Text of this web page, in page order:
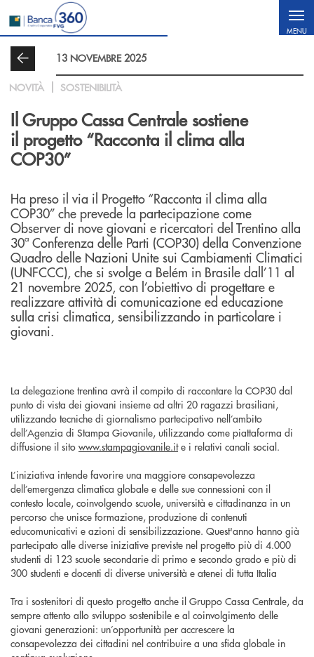
Salta al contenuto principale
MENU
13 NOVEMBRE 2025
NOVITÀ SOSTENIBILITÀ
Il Gruppo Cassa Centrale sostiene
il progetto “Racconta il clima alla
COP30”
Ha preso il via il Progetto “Racconta il clima alla
COP30” che prevede la partecipazione come
Observer di nove giovani e ricercatori del Trentino alla
30ª Conferenza delle Parti (COP30) della Convenzione
Quadro delle Nazioni Unite sui Cambiamenti Climatici
(UNFCCC), che si svolge a Belém in Brasile dall’11 al
21 novembre 2025, con l’obiettivo di progettare e
realizzare attività di comunicazione ed educazione
sulla crisi climatica, sensibilizzando in particolare i
giovani.
La delegazione trentina avrà il compito di raccontare la COP30 dal
punto di vista dei giovani insieme ad altri 20 ragazzi brasiliani,
utilizzando tecniche di giornalismo partecipativo nell’ambito
dell’Agenzia di Stampa Giovanile, utilizzando come piattaforma di
diffusione il sito www.stampagiovanile.ite i relativi canali social.
L’iniziativa intende favorire una maggiore consapevolezza
dell’emergenza climatica globale e delle sue connessioni con il
contesto locale, coinvolgendo scuole, università e cittadinanza in un
percorso che unisce formazione, produzione di contenuti
educomunicativi e azioni di sensibilizzazione. Quest'anno hanno già
partecipato alle diverse iniziative previste nel progetto più di 4.000
studenti di 123 scuole secondarie di primo e secondo grado e più di
300 studenti e docenti di diverse università e atenei di tutta Italia
Tra i sostenitori di questo progetto anche il Gruppo Cassa Centrale, da
sempre attento allo sviluppo sostenibile e al coinvolgimento delle
giovani generazioni: un’opportunità per accrescere la
consapevolezza dei cittadini nel contribuire a una sfida globale in